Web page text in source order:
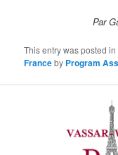
Par
This entry was posted in
Franceby Program